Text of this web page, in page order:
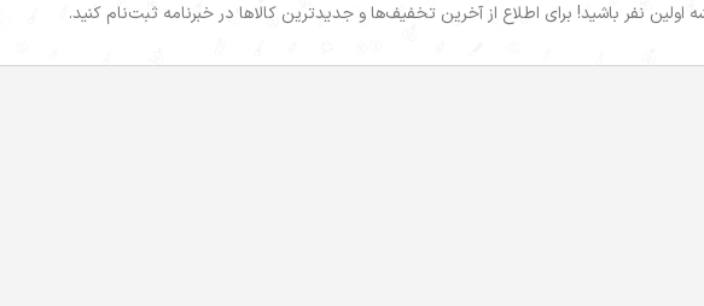
اولین نفر باشید! برای اطلاع از آخرین تخفیف‌ها و جدیدترین کالاها در خبرنامه ثبت‌نام کنید.